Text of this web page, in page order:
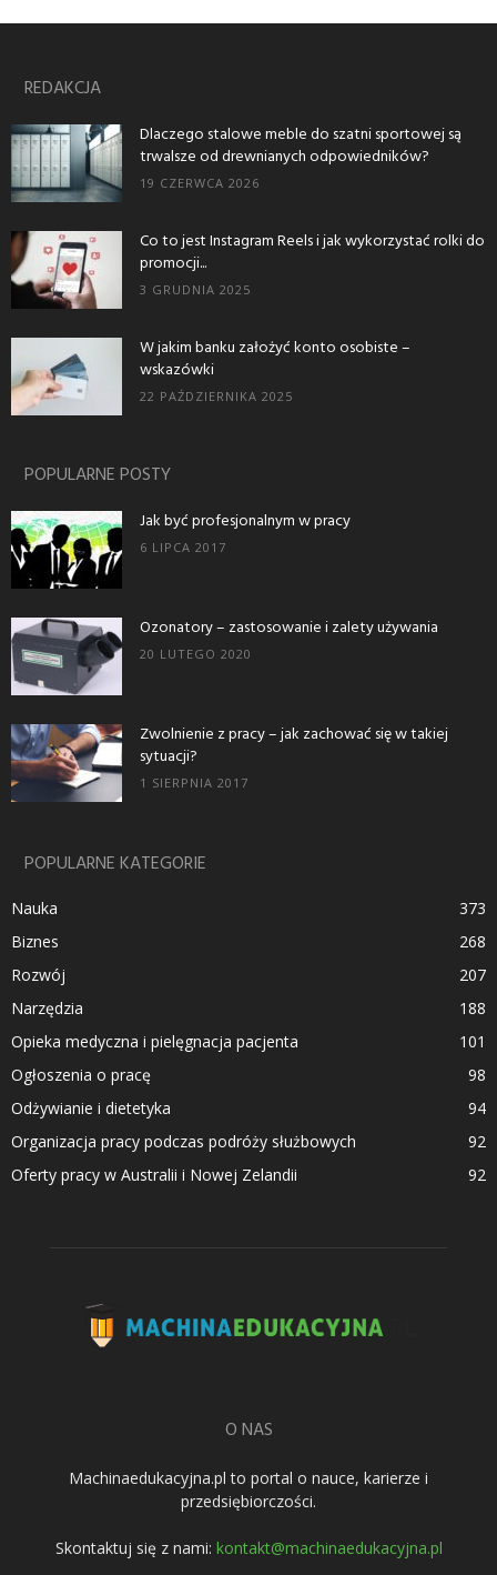
REDAKCJA
Dlaczego stalowe meble do szatni sportowej są
trwalsze od drewnianych odpowiedników?
19 CZERWCA 2026
Co to jest Instagram Reels i jak wykorzystać rolki do
promocji...
3 GRUDNIA 2025
W jakim banku założyć konto osobiste –
wskazówki
22 PAŹDZIERNIKA 2025
POPULARNE POSTY
Jak być profesjonalnym w pracy
6 LIPCA 2017
Ozonatory – zastosowanie i zalety używania
20 LUTEGO 2020
Zwolnienie z pracy – jak zachować się w takiej
sytuacji?
1 SIERPNIA 2017
POPULARNE KATEGORIE
Nauka
373
Biznes
268
Rozwój
207
Narzędzia
188
Opieka medyczna i pielęgnacja pacjenta
101
Ogłoszenia o pracę
98
Odżywianie i dietetyka
94
Organizacja pracy podczas podróży służbowych
92
Oferty pracy w Australii i Nowej Zelandii
92
O NAS
Machinaedukacyjna.pl to portal o nauce, karierze i
przedsiębiorczości.
Skontaktuj się z nami: kontakt@machinaedukacyjna.pl